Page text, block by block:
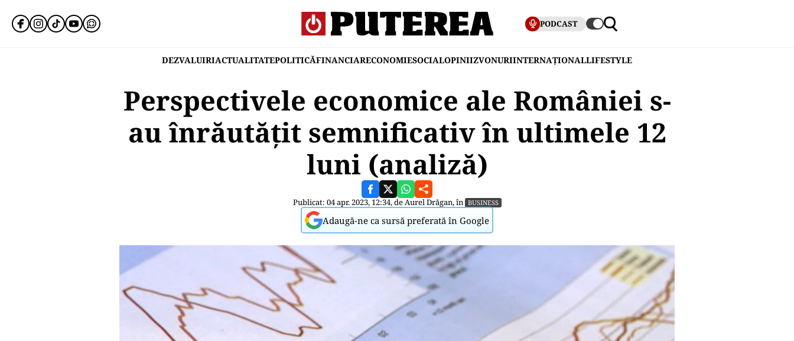
PODCAST
DEZVALUIRIACTUALITATEPOLITICĂFINANCIARECONOMIESOCIALOPINIIZVONURIINTERNAȚIONALLIFESTYLE
Perspectivele economice ale României s-
au înrăutățit semnificativ în ultimele 12
luni (analiză)
Publicat: 04 apr. 2023, 12:34, deAurel Drăgan, în BUSINESS
Adaugă-ne ca sursă preferată în Google